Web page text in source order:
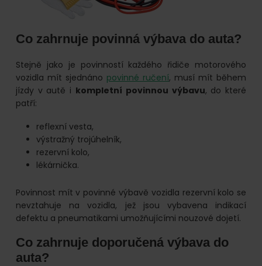
Co zahrnuje povinná výbava do auta?
Stejně jako je povinností každého řidiče motorového
vozidla mít sjednáno povinné ručení, musí mít během
jízdy v autě i kompletní povinnou výbavu, do které
patří:
reflexní vesta,
výstražný trojúhelník,
rezervní kolo,
lékárnička.
Povinnost mít v povinné výbavě vozidla rezervní kolo se
nevztahuje na vozidla, jež jsou vybavena indikací
defektu a pneumatikami umožňujícími nouzové dojetí.
Co zahrnuje doporučená výbava do
auta?